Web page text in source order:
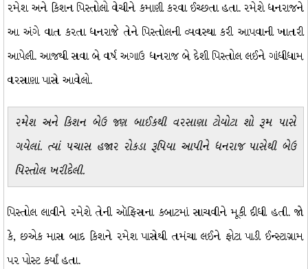
રમેશ અને કિશન પિસ્તોલો વેચીને કમાણી કરવા ઈચ્છતા હતા. રમેશે ધનરાજને
આ અંગે વાત કરતા ધનરાજે તેને પિસ્તોલની વ્યવસ્થા કરી આપવાની ખાતરી
આપેલી. આજથી સવા બે વર્ષ અગાઉ ધનરાજ બે દેશી પિસ્તોલ લઈને ગાંધીધામ
વરસાણા પાસે આવેલો.
રમેશ અને કિશન બેઉ જણ બાઈકથી વરસાણા ટોયોટા શો રૂમ પાસે
ગયેલાં. ત્યાં પચાસ હજાર રોકડા રૂપિયા આપીને ધનરાજ પાસેથી બેઉ
પિસ્તોલ ખરીદેલી.
પિસ્તોલ લાવીને રમેશે તેની ઑફિસના કબાટમાં સાચવીને મૂકી દીધી હતી. જો
કે, છએક માસ બાદ કિશને રમેશ પાસેથી તમંચા લઈને ફોટા પાડી ઈન્સ્ટાગ્રામ
પર પોસ્ટ કર્યાં હતા.